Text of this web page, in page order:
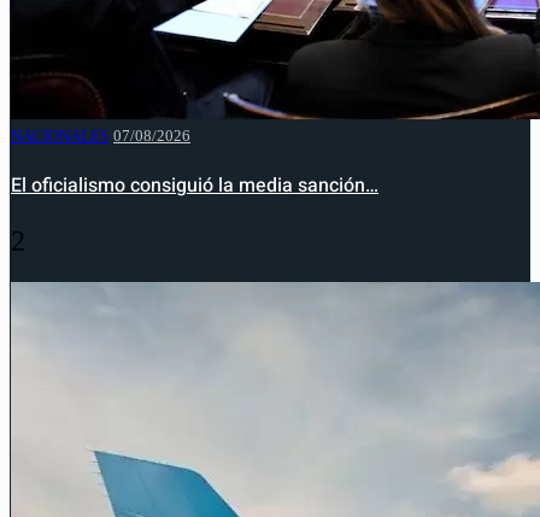
NACIONALES 07/08/2026
El oficialismo consiguió la media sanción…
2